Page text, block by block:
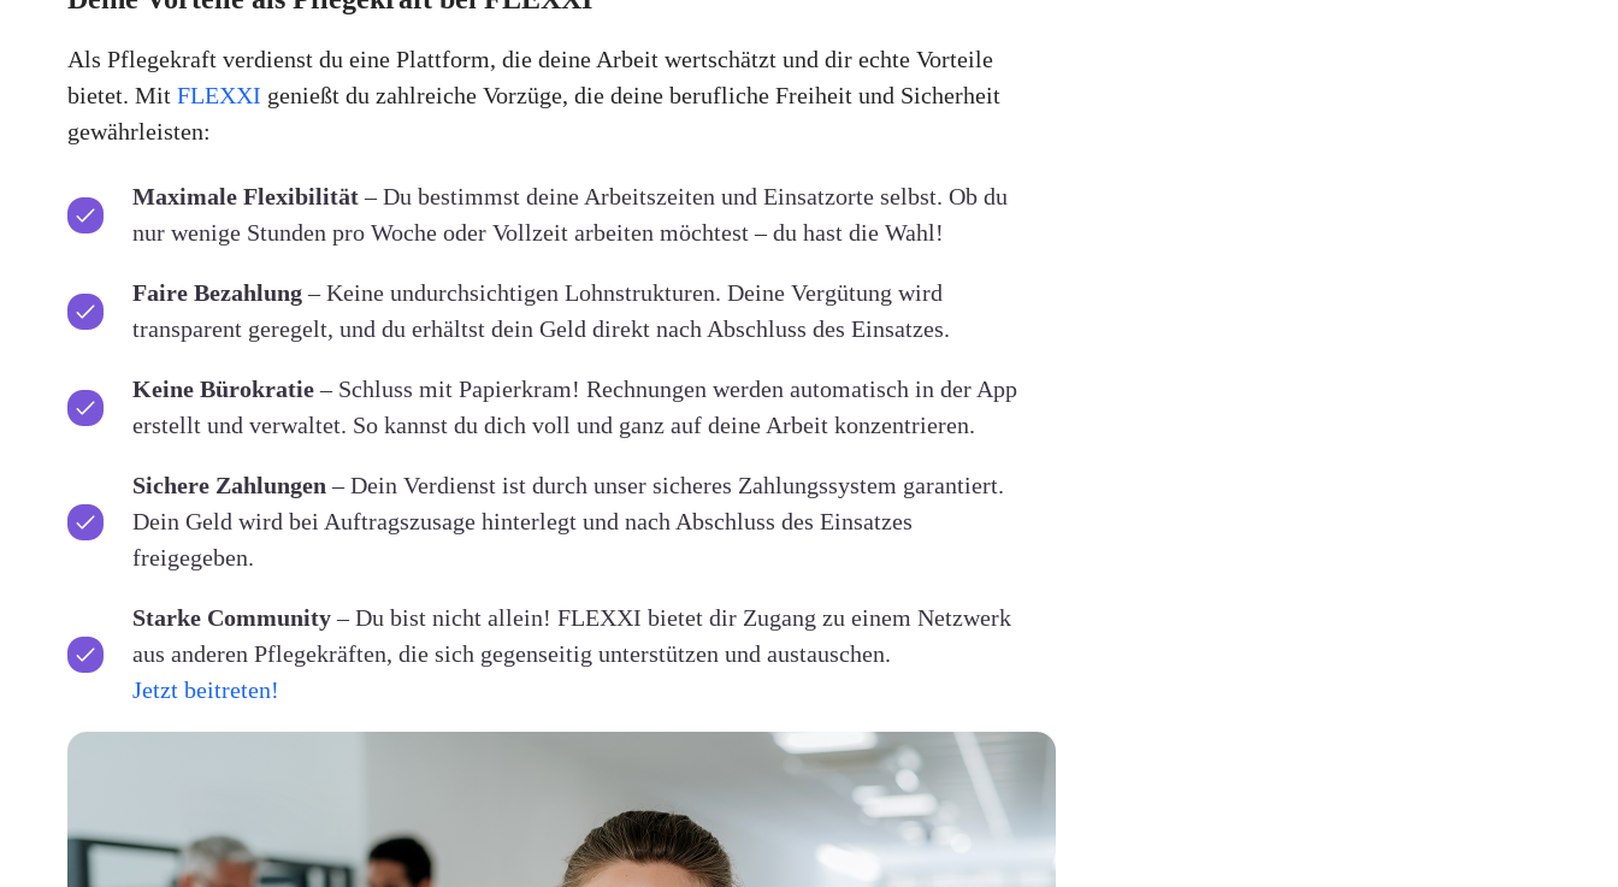
Als Pflegekraft verdienst du eine Plattform, die deine Arbeit wertschätzt und dir echte Vorteile
bietet. Mit FLEXXI genießt du zahlreiche Vorzüge, die deine berufliche Freiheit und Sicherheit
gewährleisten:
Maximale Flexibilität– Du bestimmst deine Arbeitszeiten und Einsatzorte selbst. Ob du
nur wenige Stunden pro Woche oder Vollzeit arbeiten möchtest – du hast die Wahl!
Faire Bezahlung– Keine undurchsichtigen Lohnstrukturen. Deine Vergütung wird
transparent geregelt, und du erhältst dein Geld direkt nach Abschluss des Einsatzes.
Keine Bürokratie– Schluss mit Papierkram! Rechnungen werden automatisch in der App
erstellt und verwaltet. So kannst du dich voll und ganz auf deine Arbeit konzentrieren.
Sichere Zahlungen – Dein Verdienst ist durch unser sicheres Zahlungssystem garantiert.
Dein Geld wird bei Auftragszusage hinterlegt und nach Abschluss des Einsatzes
freigegeben.
Starke Community– Du bist nicht allein! FLEXXI bietet dir Zugang zu einem Netzwerk
aus anderen Pflegekräften, die sich gegenseitig unterstützen und austauschen.
Jetzt beitreten!